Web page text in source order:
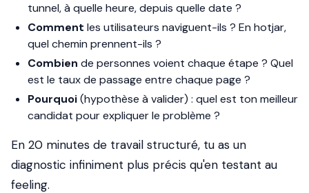
tunnel, à quelle heure, depuis quelle date ?
Comment les utilisateurs naviguent-ils ? En hotjar,
quel chemin prennent-ils ?
Combien de personnes voient chaque étape ? Quel
est le taux de passage entre chaque page ?
Pourquoi(hypothèse à valider) : quel est ton meilleur
candidat pour expliquer le problème ?
En 20 minutes de travail structuré, tu as un
diagnostic infiniment plus précis qu'en testant au
feeling.